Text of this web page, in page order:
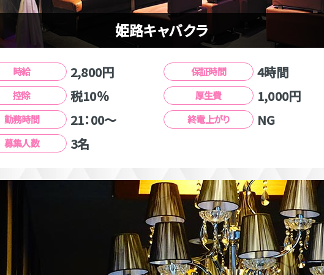
姫路キャバクラ
時給 2,800円 保証時間 4時間
控除 税10％ 厚生費 1,000円
勤務時間 21：00～ 終電上がり NG
募集人数 3名